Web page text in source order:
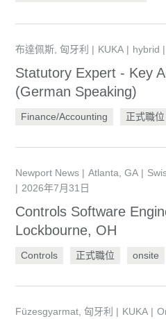
布達佩斯, 匈牙利 KUKA hybrid
Statutory Expert - Key
(German Speaking)
Finance/Accounting 正式職位
Newport News Atlanta, GA
2026年7月31日
Controls Software
Lockbourne, OH
Controls 正式職位 onsite
Füzesgyarmat, 匈牙利 KUKA